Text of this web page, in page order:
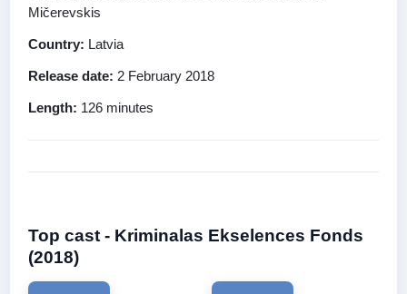
Mičerevskis
Country: Latvia
Release date: 2 February 2018
Length: 126 minutes
Top cast - Kriminalas Ekselences Fonds
(2018)